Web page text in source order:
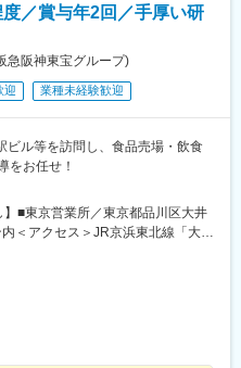
／賞与年2回／手厚い研
急阪神東宝グループ)
迎 業種未経験歓迎
ビル等を訪問し、食品売場・飲食
をお任せ！
】■東京営業所／東京都品川区大井
＜アクセス＞JR京浜東北線「大井
対策：あり